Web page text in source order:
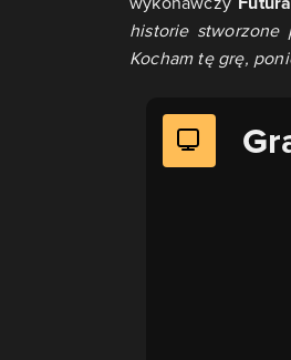
historie stworzone
Kocham tę grę,